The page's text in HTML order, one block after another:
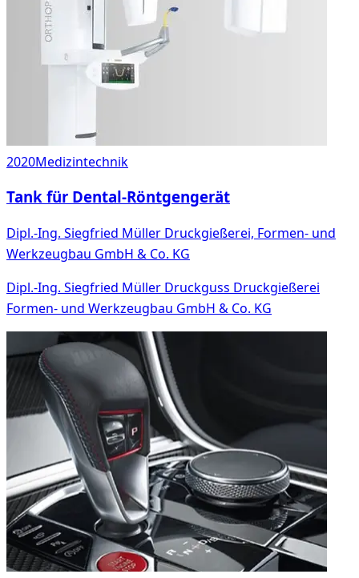
2020Medizintechnik
Tank für Dental-Röntgengerät
Dipl.-Ing. Siegfried Müller Druckgießerei, Formen- und
Werkzeugbau GmbH & Co. KG
Dipl.-Ing. Siegfried Müller Druckguss Druckgießerei
Formen- und Werkzeugbau GmbH & Co. KG